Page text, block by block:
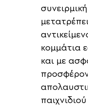
κομμάτια
και με